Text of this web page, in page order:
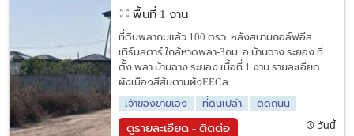
พื้นที่ 1 งาน
ที่ดินพลาถมแล้ว 100 ตรว. หลังสนามกอล์ฟอีส
เทิร์นสตาร์ ใกล้หาดพลา-3กม. อ.บ้านฉาง ระยอง ที่
ตั้ง พลา บ้านฉาง ระยอง เนื้อที่ 1 งาน รายละเอียด
ผังเมืองสีส้มตามผังEECล
เจ้าของขายเอง
ที่ดินเปล่า ติดถนน
ดูรายละเอียด - ติดต่อ วันนี้